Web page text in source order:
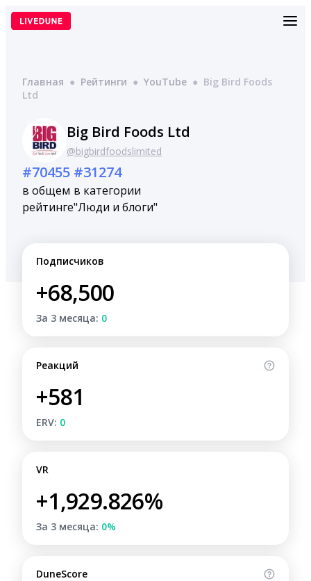
Перейти
Главная ● Рейтинги ● YouTube ● Big Bird Foods
Ltd
Big Bird Foods Ltd
@bigbirdfoodslimited
#70455
в общем
рейтинге
#31274
в категории
"Люди и блоги"
Подписчиков
+68,500
За 3 месяца: 0
Реакций
+581
ERV: 0
VR
+1,929.826%
За 3 месяца: 0%
DuneScore